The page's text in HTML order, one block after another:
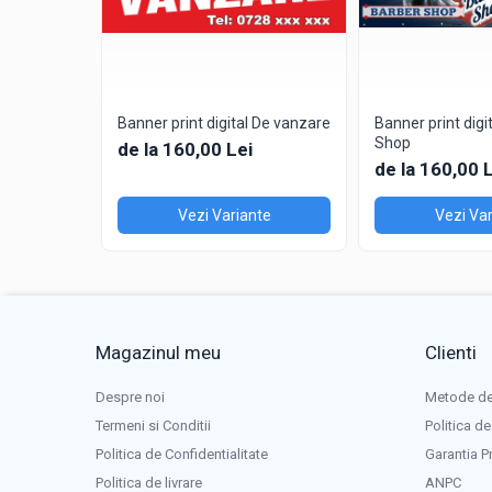
Whatsapp: 0757 021 262
comenzi@volu.ro
Banner print digital De vanzare
de la 160,00 Lei
Vezi Variante
Banner print
Shop
de la 160,00
Vezi
Magazinul meu
Despre noi
Termeni si Conditii
Politica de Confidentialitate
Politica de livrare
Clienti
Metode
Politica
Garantia
ANPC